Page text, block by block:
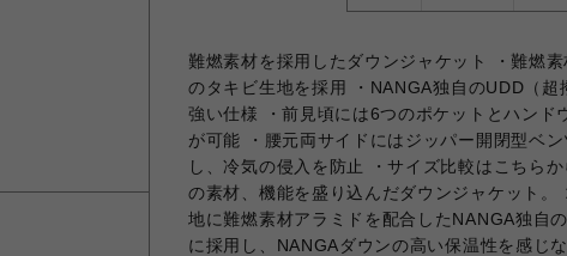
難燃素材を採用したダウンジャケット ・難燃
のタキビ生地を採用 ・NANGA独自のUDD（超
強い仕様 ・前見頃には6つのポケットとハンド
が可能 ・腰元両サイドにはジッパー開閉型ベ
し、冷気の侵入を防止 ・サイズ比較はこちら
の素材、機能を盛り込んだダウンジャケット。
地に難燃素材アラミドを配合したNANGA独自
に採用し、NANGAダウンの高い保温性を感じ